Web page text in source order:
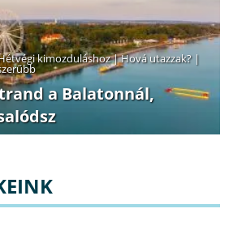
kimozduláshoz|Hová utazzak? |
a Balatonnál,